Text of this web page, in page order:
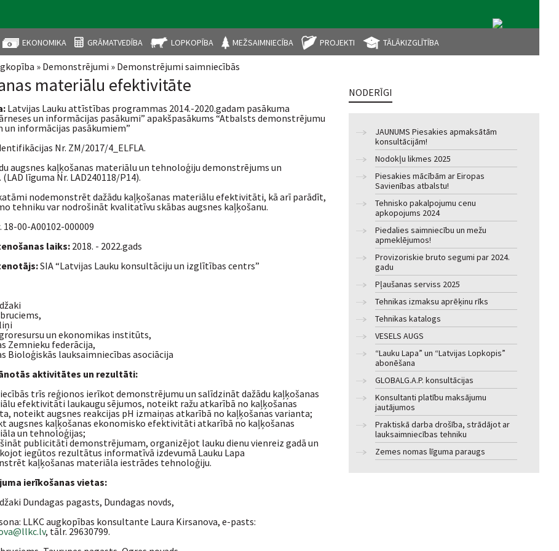
EKONOMIKA GRĀMATVEDĪBA LOPKOPĪBA MEŽSAIMNIECĪBA PROJEKTI TĀLĀKIZGLĪTĪBA
šeit
» Demonstrējumi » Demonstrējumi saimniecībās
materiālu efektivitāte
Latvijas Lauku attīstības programmas 2014.-2020.gadam pasākuma
un informācijas pasākumi” apakšpasākums “Atbalsts demonstrējumu
un informācijas pasākumiem”
Nr. ZM/2017/4_ELFLA.
augsnes kaļķošanas materiālu un tehnoloģiju demonstrējums un
līguma Nr. LAD240118/P14).
nodemonstrēt dažādu kaļķošanas materiālu efektivitāti, kā arī parādīt,
tehniku var nodrošināt kvalitatīvu skābas augsnes kaļķošanu.
. 18-00-A00102-000009
laiks: 2018. - 2022.gads
SIA “Latvijas Lauku konsultāciju un izglītības centrs”
un ekonomikas institūts,
Zemnieku federācija,
Bioloģiskās lauksaimniecības asociācija
aktivitātes un rezultāti:
trīs reģionos ierīkot demonstrējumu un salīdzināt dažādu kaļķošanas
efektivitāti laukaugu sējumos, noteikt ražu atkarībā no kaļķošanas
noteikt augsnes reakcijas pH izmaiņas atkarībā no kaļķošanas varianta;
augsnes kaļķošanas ekonomisko efektivitāti atkarībā no kaļķošanas
un tehnoloģijas;
publicitāti demonstrējumam, organizējot lauku dienu vienreiz gadā un
iegūtos rezultātus informatīvā izdevumā Lauku Lapa
kaļķošanas materiāla iestrādes tehnoloģiju.
ierīkošanas vietas:
Dundagas pagasts, Dundagas novds,
LLKC augkopības konsultante Laura Kirsanova, e-pasts:
, tālr. 29630799.
NODERĪGI
JAUNUMS Piesakies apmaksātām
konsultācijām!
Nodokļu likmes 2025
Piesakies mācībām ar Eiropas
Savienības atbalstu!
Tehnisko pakalpojumu cenu
apkopojums 2024
Piedalies saimniecību un mežu
apmeklējumos!
Provizoriskie bruto segumi par 2024.
gadu
Pļaušanas serviss 2025
Tehnikas izmaksu aprēķinu rīks
Tehnikas katalogs
VESELS AUGS
“Lauku Lapa” un “Latvijas Lopkopis”
abonēšana
GLOBALG.A.P. konsultācijas
Konsultanti platību maksājumu
jautājumos
Praktiskā darba drošība, strādājot ar
lauksaimniecības tehniku
Zemes nomas līguma paraugs